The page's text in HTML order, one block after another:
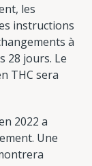
les
instructions
à
28 jours. Le
THC sera
2022 a
Une